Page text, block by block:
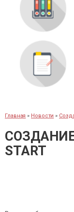
Главная » Новости »
START